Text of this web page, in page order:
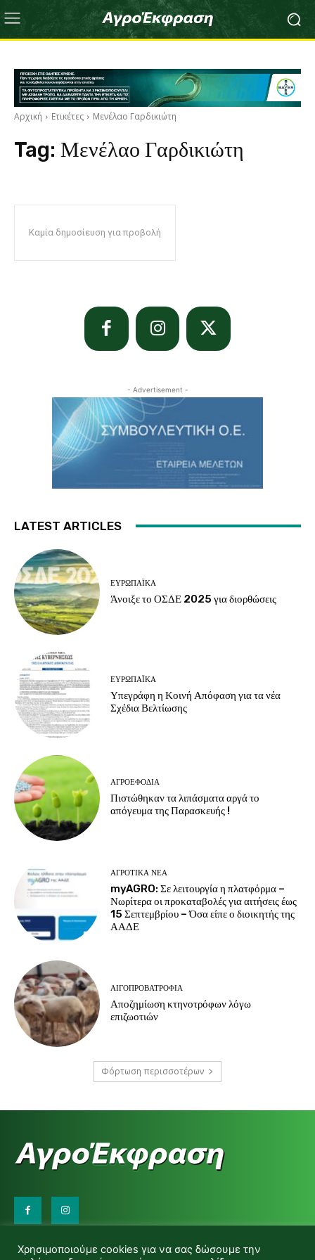
Αρχική Ετικέτες Μενέλαο Γαρδικιώτη
Tag: Μενέλαο Γαρδικιώτη
Καμία δημοσίευση για προβολή
- Advertisement -
LATEST ARTICLES
ΕΥΡΩΠΑΪΚΆ
Άνοιξε το ΟΣΔΕ 2025 για διορθώσεις
ΕΥΡΩΠΑΪΚΆ
Υπεγράφη η Κοινή Απόφαση για τα νέα
Σχέδια Βελτίωσης
ΑΓΡΟΕΦΌΔΙΑ
Πιστώθηκαν τα λιπάσματα αργά το
απόγευμα της Παρασκευής !
ΑΓΡΟΤΙΚΆ ΝΈΑ
myAGRO: Σε λειτουργία η πλατφόρμα –
Νωρίτερα οι προκαταβολές για αιτήσεις έως
15 Σεπτεμβρίου – Όσα είπε ο διοικητής της
ΑΑΔΕ
ΑΙΓΟΠΡΟΒΑΤΡΟΦΊΑ
Αποζημίωση κτηνοτρόφων λόγω
επιζωοτιών
Φόρτωση περισσοτέρων
d.makas@yahoo.gr
Χρησιμοποιούμε cookies για να σας δώσουμε την